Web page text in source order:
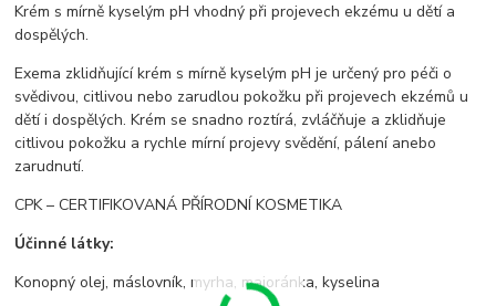
Krém s mírně kyselým pH vhodný při projevech ekzému u dětí a
dospělých.
Exema zklidňující krém s mírně kyselým pH je určený pro péči o
svědivou, citlivou nebo zarudlou pokožku při projevech ekzémů u
dětí i dospělých. Krém se snadno roztírá, zvláčňuje a zklidňuje
citlivou pokožku a rychle mírní projevy svědění, pálení anebo
zarudnutí.
CPK – CERTIFIKOVANÁ PŘÍRODNÍ KOSMETIKA
Účinné látky:
Konopný olej, máslovník, myrha, majoránka, kyselina